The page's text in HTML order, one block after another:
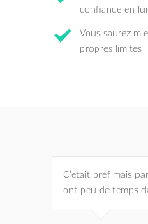
confiance en lui
Vous saurez
propres limites
C’etait bref mais
ont peu de temps